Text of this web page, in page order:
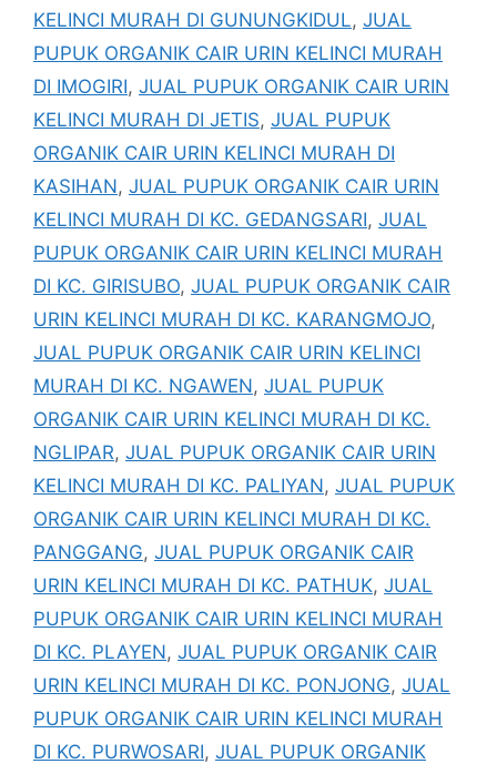
KELINCI MURAH DI GUNUNGKIDUL, JUAL
PUPUK ORGANIK CAIR URIN KELINCI MURAH
DI IMOGIRI, JUAL PUPUK ORGANIK CAIR URIN
KELINCI MURAH DI JETIS, JUAL PUPUK
ORGANIK CAIR URIN KELINCI MURAH DI
KASIHAN, JUAL PUPUK ORGANIK CAIR URIN
KELINCI MURAH DI KC. GEDANGSARI, JUAL
PUPUK ORGANIK CAIR URIN KELINCI MURAH
DI KC. GIRISUBO, JUAL PUPUK ORGANIK CAIR
URIN KELINCI MURAH DI KC. KARANGMOJO,
JUAL PUPUK ORGANIK CAIR URIN KELINCI
MURAH DI KC. NGAWEN, JUAL PUPUK
ORGANIK CAIR URIN KELINCI MURAH DI KC.
NGLIPAR, JUAL PUPUK ORGANIK CAIR URIN
KELINCI MURAH DI KC. PALIYAN, JUAL PUPUK
ORGANIK CAIR URIN KELINCI MURAH DI KC.
PANGGANG, JUAL PUPUK ORGANIK CAIR
URIN KELINCI MURAH DI KC. PATHUK, JUAL
PUPUK ORGANIK CAIR URIN KELINCI MURAH
DI KC. PLAYEN, JUAL PUPUK ORGANIK CAIR
URIN KELINCI MURAH DI KC. PONJONG, JUAL
PUPUK ORGANIK CAIR URIN KELINCI MURAH
DI KC. PURWOSARI, JUAL PUPUK ORGANIK